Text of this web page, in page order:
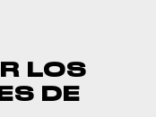
LOS
DE